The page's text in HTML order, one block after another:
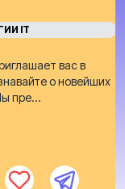
IT
вас в
о новейших